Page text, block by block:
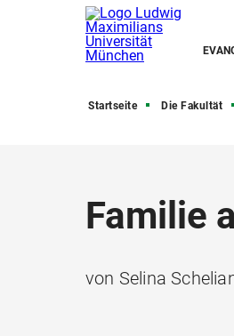
Startseite Die Fakultät
Familie
von Selina